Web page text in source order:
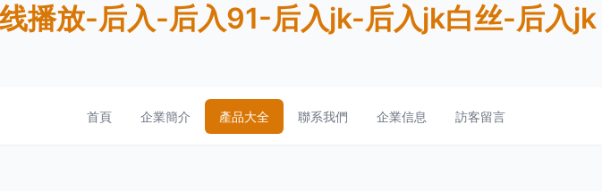
播放-后入-后入91-后入jk-后入jk白丝-后入jk
首頁 企業簡介 產品大全 聯系我們 企業信息 訪客留言